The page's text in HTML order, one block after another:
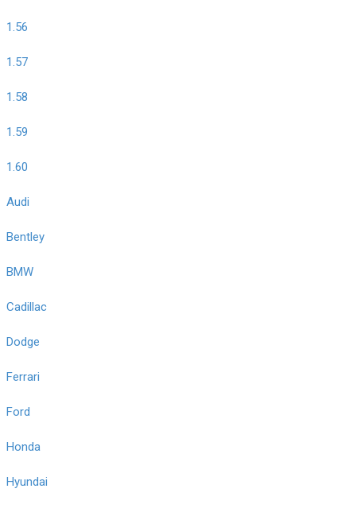
1.56
1.57
1.58
1.59
1.60
Audi
Bentley
BMW
Cadillac
Dodge
Ferrari
Ford
Honda
Hyundai